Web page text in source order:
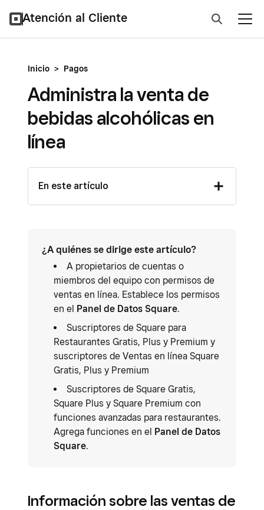
Atención al Cliente
Inicio > Pagos
Administra la venta de
bebidas alcohólicas en
línea
En este artículo
¿A quiénes se dirige este artículo?
A propietarios de cuentas o
miembros del equipo con permisos de
ventas en línea. Establece los permisos
en el Panel de Datos Square.
Suscriptores de Square para
Restaurantes Gratis, Plus y Premium y
suscriptores de Ventas en línea Square
Gratis, Plus y Premium
Suscriptores de Square Gratis,
Square Plus y Square Premium con
funciones avanzadas para restaurantes.
Agrega funciones en el Panel de Datos
Square.
Información sobre las ventas de